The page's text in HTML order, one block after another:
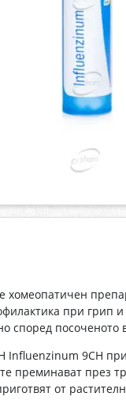
е хомеопатичен
при грип
според посоченото
9CH
преминават през
от